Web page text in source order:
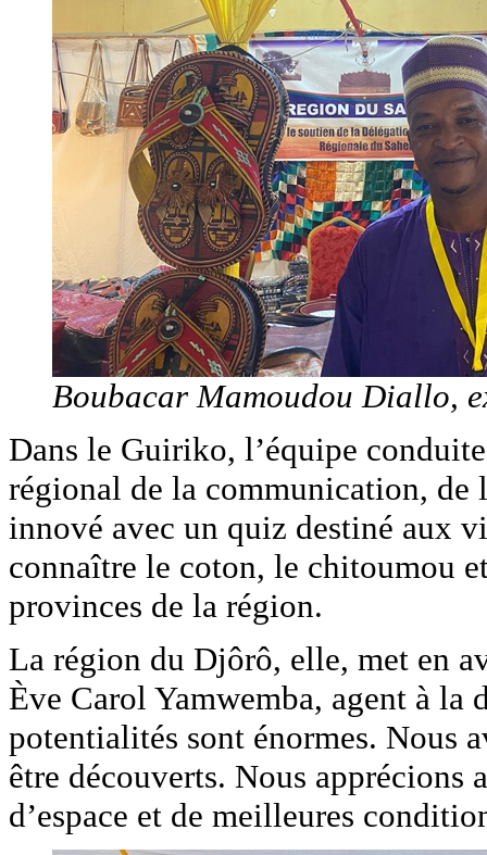
Boubacar Mamoudou Diallo,
Dans le Guiriko, l’équipe
régional de la communication, de
innové avec un quiz destiné aux
connaître le coton, le chitoumou
provinces de la région.
La région du Djôrô, elle, met en
Ève Carol Yamwemba, agent à
potentialités sont énormes. Nous
être découverts. Nous
d’espace et de meilleures